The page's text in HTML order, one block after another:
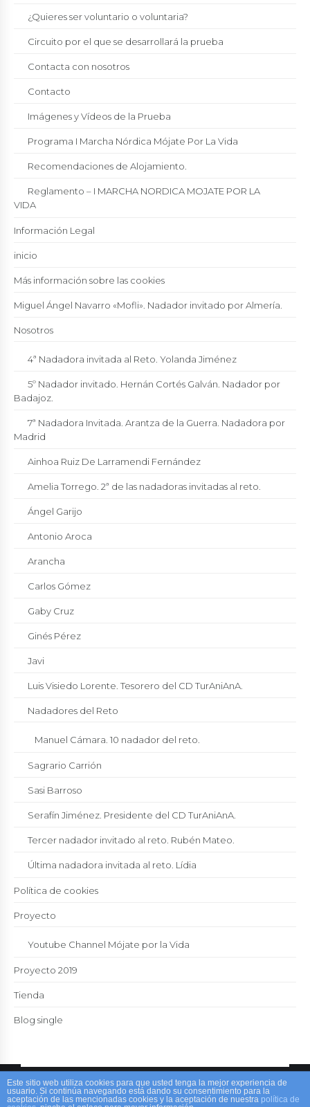
¿Quieres ser voluntario o voluntaria?
Circuito por el que se desarrollará la prueba
Contacta con nosotros
Contacto
Imágenes y Vídeos de la Prueba
Programa I Marcha Nórdica Mójate Por La Vida
Recomendaciones de Alojamiento.
Reglamento – I MARCHA NORDICA MOJATE POR LA
VIDA
Información Legal
inicio
Más información sobre las cookies
Miguel Ángel Navarro «Mofli». Nadador invitado por Almería.
Nosotros
4ª Nadadora invitada al Reto. Yolanda Jiménez
5º Nadador invitado. Hernán Cortés Galván. Nadador por
Badajoz.
7ª Nadadora Invitada. Arantza de la Guerra. Nadadora por
Madrid
Ainhoa Ruiz De Larramendi Fernández
Amelia Torrego. 2ª de las nadadoras invitadas al reto.
Ángel Garijo
Antonio Aroca
Arancha
Carlos Gómez
Gaby Cruz
Ginés Pérez
Javi
Luis Visiedo Lorente. Tesorero del CD TurAniAnA.
Nadadores del Reto
Manuel Cámara. 10 nadador del reto.
Sagrario Carrión
Sasi Barroso
Serafín Jiménez. Presidente del CD TurAniAnA.
Tercer nadador invitado al reto. Rubén Mateo.
Última nadadora invitada al reto. Lídia
Política de cookies
Proyecto
Youtube Channel Mójate por la Vida
Proyecto 2019
Tienda
Blog single
Mójateporlavida.org
Este sitio web utiliza cookies para que usted tenga la mejor experiencia de
usuario. Si continúa navegando está dando su consentimiento para la
aceptación de las mencionadas cookies y la aceptación de nuestra política de